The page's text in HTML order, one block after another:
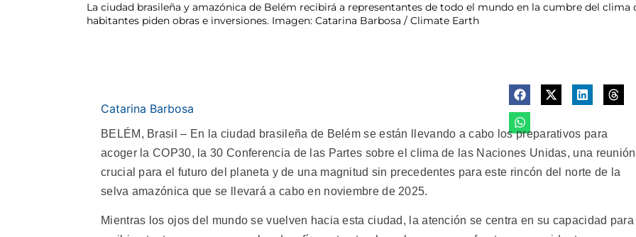
La ciudad brasileña y amazónica de Belém recibirá a representantes de todo el mundo en la cumbre del clima
habitantes piden obras e inversiones. Imagen: Catarina Barbosa / Climate Earth
Catarina Barbosa
BELÉM, Brasil – En la ciudad brasileña de Belém se están llevando a cabo los preparativos para
acoger la COP30, la 30 Conferencia de las Partes sobre el clima de las Naciones Unidas, una reunión
crucial para el futuro del planeta y de una magnitud sin precedentes para este rincón del norte de la
selva amazónica que se llevará a cabo en noviembre de 2025.
Mientras los ojos del mundo se vuelven hacia esta ciudad, la atención se centra en su capacidad para